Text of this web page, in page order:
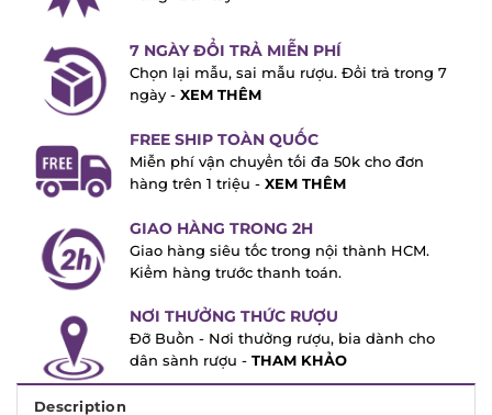
7 NGÀY ĐỔI TRẢ MIỄN PHÍ
Chọn lại mẫu, sai mẫu rượu. Đổi trả trong
7 ngày -XEM THÊM
FREE SHIP TOÀN QUỐC
Miễn phí vận chuyển tối đa 50k cho đơn
hàng trên 1 triệu -
XEM THÊM
GIAO HÀNG TRONG 2H
Giao hàng siêu tốc trong nội thành HCM.
Kiểm hàng trước thanh toán.
NƠI THƯỞNG THỨC RƯỢU
Đỡ Buồn - Nơi thưởng rượu, bia dành cho
dân sành rượu -
THAM KHẢO
Description